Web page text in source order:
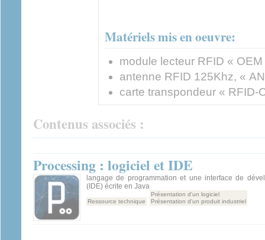
Matériels mis en oeuvre:
module lecteur RFID «
antenne RFID 125Khz, «
carte transpondeur « RFID-
Contenus associés :
Processing : logiciel et IDE
langage de programmation et une interface de
(IDE) écrite en Java
Ressource technique
Présentation d'un logiciel
Présentation d'un produit industriel